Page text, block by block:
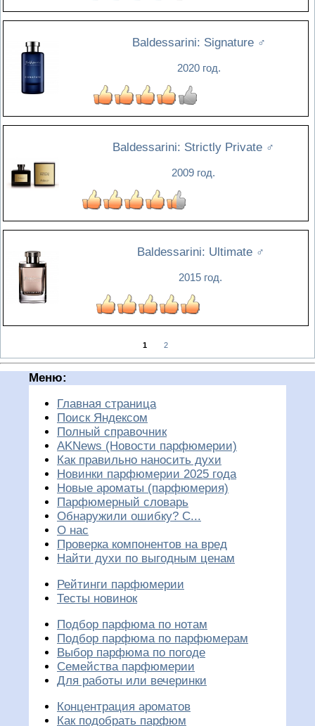
Baldessarini: Signature ♂
2020 год.
Baldessarini: Strictly Private ♂
2009 год.
Baldessarini: Ultimate ♂
2015 год.
1 2
Меню:
Главная страница
Поиск Яндексом
Полный справочник
AKNews (Новости парфюмерии)
Как правильно наносить духи
Новинки парфюмерии 2025 года
Новые ароматы (парфюмерия)
Парфюмерный словарь
Обнаружили ошибку? С...
О нас
Проверка компонентов на вред
Найти духи по выгодным ценам
Рейтинги парфюмерии
Тесты новинок
Подбор парфюма по нотам
Подбор парфюма по парфюмерам
Выбор парфюма по погоде
Семейства парфюмерии
Для работы или вечеринки
Концентрация ароматов
Как подобрать парфюм